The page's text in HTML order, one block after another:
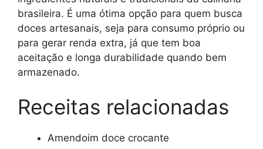
brasileira. É uma ótima opção para quem busca
doces artesanais, seja para consumo próprio ou
para gerar renda extra, já que tem boa
aceitação e longa durabilidade quando bem
armazenado.
Receitas relacionadas
Amendoim doce crocante